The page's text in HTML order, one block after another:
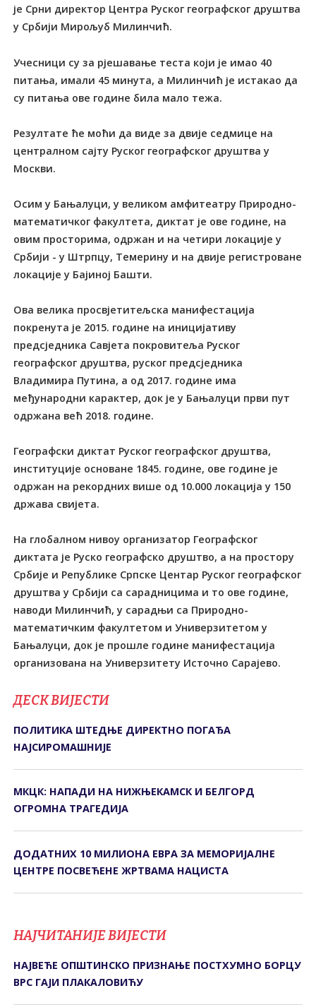
је Срни директор Центра Руског географског друштва
у Србији Мирољуб Милинчић.
Учесници су за рјешавање теста који је имао 40
питања, имали 45 минута, а Милинчић је истакао да
су питања ове године била мало тежа.
Резултате ће моћи да виде за двије седмице на
централном сајту Руског географског друштва у
Москви.
Осим у Бањалуци, у великом амфитеатру Природно-
математичког факултета, диктат је ове године, на
овим просторима, одржан и на четири локације у
Србији - у Штрпцу, Темерину и на двије регистроване
локације у Бајиној Башти.
Ова велика просвјетитељска манифестација
покренута је 2015. године на иницијативу
предсједника Савјета покровитеља Руског
географског друштва, руског предсједника
Владимира Путина, а од 2017. године има
међународни карактер, док је у Бањалуци први пут
одржана већ 2018. године.
Географски диктат Руског географског друштва,
институције основане 1845. године, ове године је
одржан на рекордних више од 10.000 локација у 150
држава свијета.
На глобалном нивоу организатор Географског
диктата је Руско географско друштво, а на простору
Србије и Републике Српске Центар Руског географског
друштва у Србији са сарадницима и то ове године,
наводи Милинчић, у сарадњи са Природно-
математичким факултетом и Универзитетом у
Бањалуци, док је прошле године манифестација
организована на Универзитету Источно Сарајево.
ДЕСК ВИЈЕСТИ
ПОЛИТИКА ШТЕДЊЕ ДИРЕКТНО ПОГАЂА
НАЈСИРОМАШНИЈЕ
МКЦК: НАПАДИ НА НИЖЊЕКАМСК И БЕЛГОРД
ОГРОМНА ТРАГЕДИЈА
ДОДАТНИХ 10 МИЛИОНА ЕВРА ЗА МЕМОРИЈАЛНЕ
ЦЕНТРЕ ПОСВЕЋЕНЕ ЖРТВАМА НАЦИСТА
НАЈЧИТАНИЈЕ ВИЈЕСТИ
НАЈВЕЋЕ ОПШТИНСКО ПРИЗНАЊЕ ПОСТХУМНО БОРЦУ
ВРС ГАЈИ ПЛАКАЛОВИЋУ